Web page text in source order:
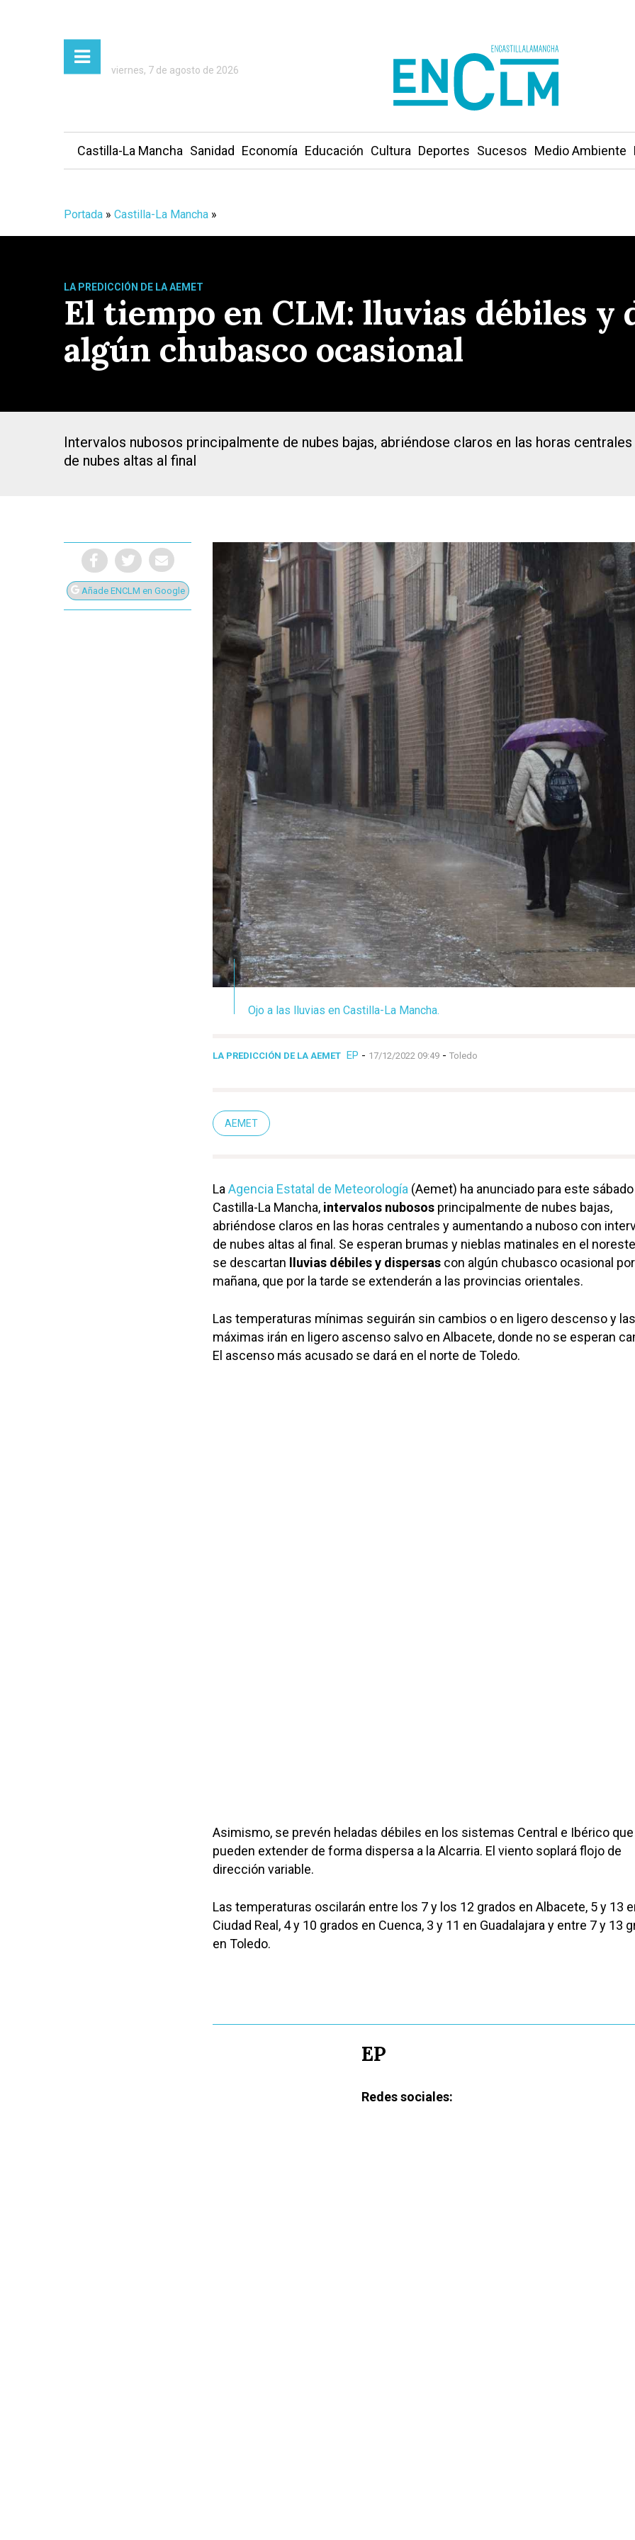
Presiona Intro para buscar o ESC para cerrar
viernes, 7 de agosto de 2026
Castilla-La Mancha Sanidad Economía Educación Cultura Deportes Sucesos Medio Ambiente
Portada » Castilla-La Mancha »
LA PREDICCIÓN DE LA AEMET
El tiempo en CLM: lluvias débiles y
algún chubasco ocasional
Intervalos nubosos principalmente de nubes bajas, abriéndose claros en las horas
de nubes altas al final
Añade ENCLM en Google
Ojo a las lluvias en Castilla-La Mancha.
LA PREDICCIÓN DE LA AEMET EP - 17/12/2022 09:49 - Toledo
AEMET
LaAgencia Estatal de Meteorología (Aemet) ha anunciado para este
Castilla-La Mancha, intervalos nubosos principalmente de nubes bajas,
abriéndose claros en las horas centrales y aumentando a nuboso con
de nubes altas al final. Se esperan brumas y nieblas matinales en el
se descartan
lluvias débiles y dispersas con algún chubasco ocasional
mañana, que por la tarde se extenderán a las provincias orientales.
Las temperaturas mínimas seguirán sin cambios o en ligero descenso y las
máximas irán en ligero ascenso salvo en Albacete, donde no se esperan
El ascenso más acusado se dará en el norte de Toledo.
Asimismo, se prevén heladas débiles en los sistemas Central e Ibérico
pueden extender de forma dispersa a la Alcarria. El viento soplará flojo de
dirección variable.
Las temperaturas oscilarán entre los 7 y los 12 grados en Albacete, 5 y 13
Ciudad Real, 4 y 10 grados en Cuenca, 3 y 11 en Guadalajara y entre 7 y 13
en Toledo.
EP
Redes sociales: